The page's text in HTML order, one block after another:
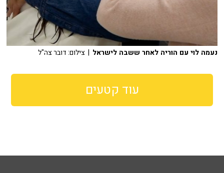
נעמה לוי עם הוריה לאחר ששבה לישראל | צילום: דובר צה"ל
עוד קטעים